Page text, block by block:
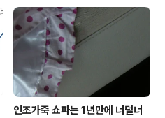
인조가죽 쇼파는 1년만에 너덜너